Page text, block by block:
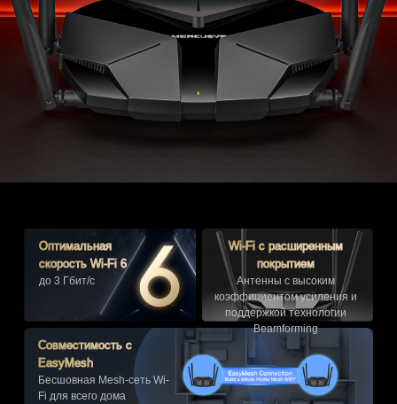
уменьшает влияние соседних сетей и повышает
эффективность передачи.
Smart-connect:Интеллектуально выбирает
оптимальный диапазон для каждого устройства.
Оптимальная
скорость Wi-Fi 6
до 3 Гбит/с
Wi-Fi с расширенным
покрытием
Антенны с высоким
коэффициентом усиления и
поддержкой технологии
Beamforming
Совместимость с
EasyMesh
Бесшовная Mesh-сеть Wi-
Fi для всего дома